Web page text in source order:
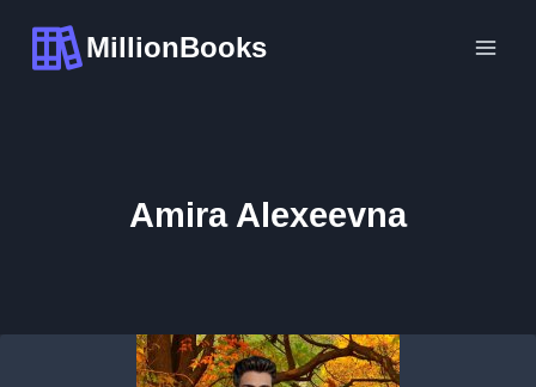
содержимому
MillionBooks
Amira Alexeevna